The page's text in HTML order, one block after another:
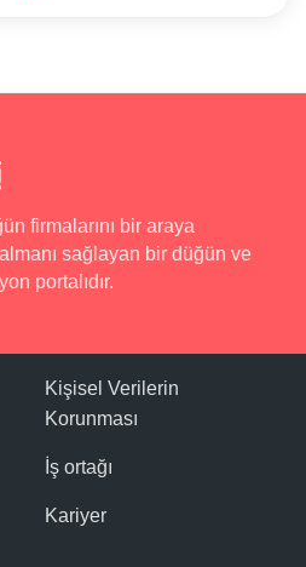
firmalarını bir araya
sağlayan bir düğün ve
portalıdır.
Kişisel Verilerin
Korunması
İş ortağı
Kariyer